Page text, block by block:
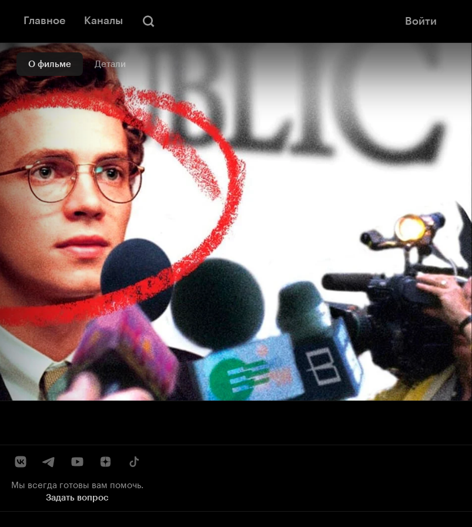
Главное Каналы Войти
О фильме Детали
Мы всегда готовы вам помочь.
Задать вопрос